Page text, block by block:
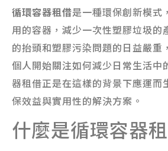
循環容器租借是一種環保創新模式
用的容器，減少一次性塑膠垃圾的
的抬頭和塑膠污染問題的日益嚴重
個人開始關注如何減少日常生活中
器租借正是在這樣的背景下應運而
保效益與實用性的解決方案。
什麼是循環容器